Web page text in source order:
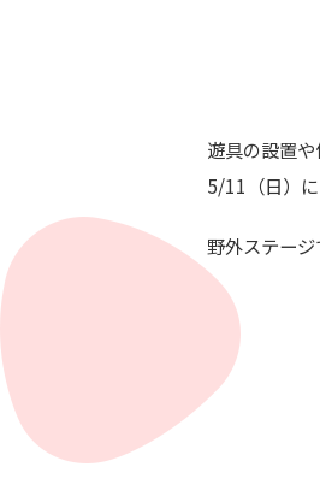
遊具の設置
5/11（日）に
野外ステー